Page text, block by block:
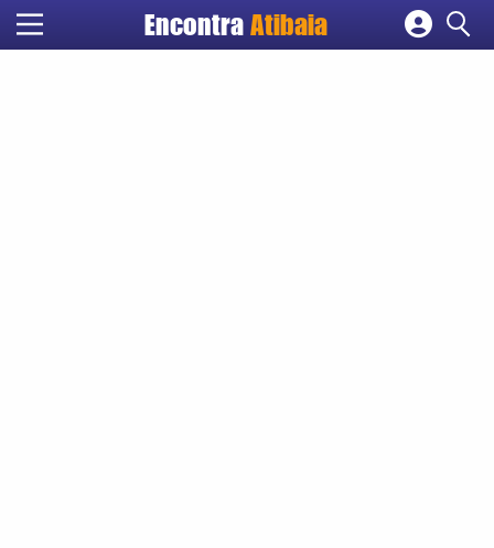
Encontra Atibaia